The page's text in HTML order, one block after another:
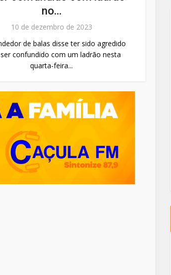
no...
10 de dezembro de 2023
de balas disse ter sido agredido
confundido com um ladrão nesta
quarta-feira...